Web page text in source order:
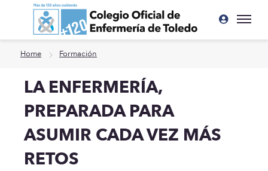
Ir a contenido principal
Home Formación
LA ENFERMERÍA,
PREPARADA PARA
ASUMIR CADA VEZ MÁS
RETOS